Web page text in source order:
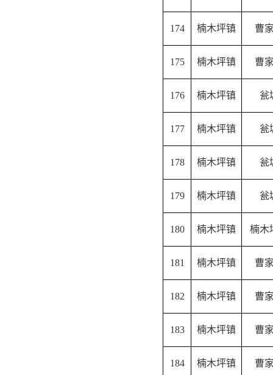
174 楠木坪镇 曹
175 楠木坪镇 曹
176 楠木坪镇 瓮
177 楠木坪镇 瓮
178 楠木坪镇 瓮
179 楠木坪镇 瓮
180 楠木坪镇 楠木
181 楠木坪镇 曹
182 楠木坪镇 曹
183 楠木坪镇 曹
184 楠木坪镇 曹